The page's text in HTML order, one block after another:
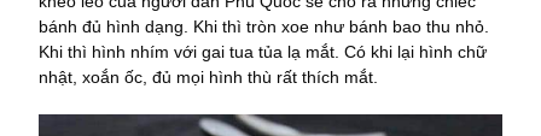
bánh đủ hình dạng. Khi thì tròn xoe như bánh bao thu nhỏ.
Khi thì hình nhím với gai tua tủa lạ mắt. Có khi lại hình chữ
nhật, xoắn ốc, đủ mọi hình thù rất thích mắt.